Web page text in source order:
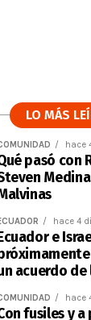
LO MÁS
hace
pasó con
hace 4
Ecuador e
acuerdo
hace
fusiles y